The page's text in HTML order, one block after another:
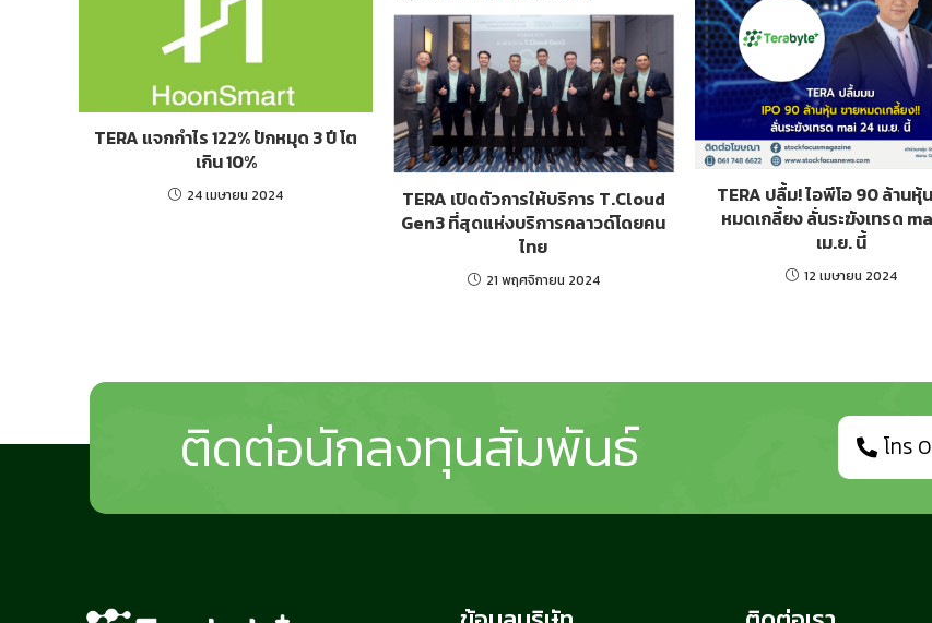
TERA แจกกำไร 122% ปักหมุด 3 ปี โต
เกิน 10%
24 เมษายน 2024
TERA เปิดตัวการให้บริการ T.Cloud
Gen3 ที่สุดแห่งบริการคลาวด์โดยคน
ไทย
21 พฤศจิกายน 2024
TERA ปลื้ม! ไอพีโอ 90 ล้านหุ้
หมดเกลี้ยง ลั่นระฆังเทรด
เม.ย. นี้
12 เมษายน 2024
ติดต่อนักลงทุนสัมพันธ์ โทร